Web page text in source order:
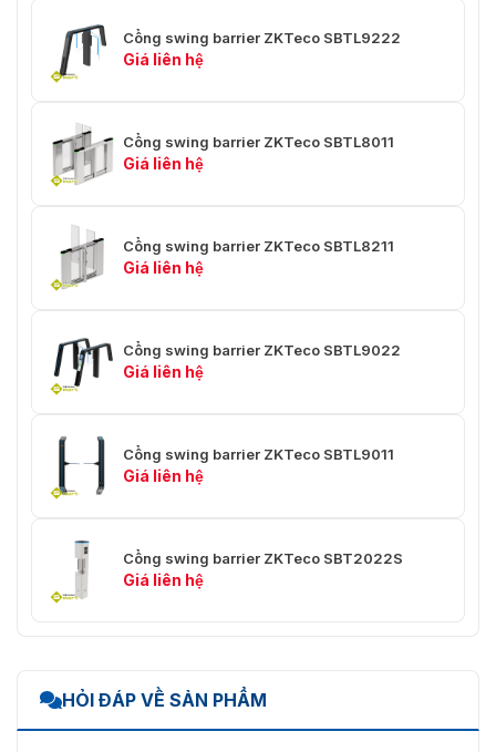
Cổng swing barrier ZKTeco SBTL9222
Giá liên hệ
Cổng swing barrier ZKTeco SBTL8011
Giá liên hệ
Cổng swing barrier ZKTeco SBTL8211
Giá liên hệ
Cổng swing barrier ZKTeco SBTL9022
Giá liên hệ
Cổng swing barrier ZKTeco SBTL9011
Giá liên hệ
Cổng swing barrier ZKTeco SBT2022S
Giá liên hệ
HỎI ĐÁP VỀ SẢN PHẨM